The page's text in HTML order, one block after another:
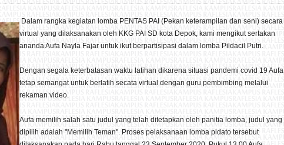
Dalam rangka kegiatan lomba PENTAS PAI (Pekan keterampilan dan seni) secara
virtual yang dilaksanakan oleh KKG PAI SD kota Depok, kami mengikut sertakan
ananda Aufa Nayla Fajar untuk ikut berpartisipasi dalam lomba Pildacil Putri.
Dengan segala keterbatasan waktu latihan dikarena situasi pandemi covid 19 Aufa
tetap semangat untuk berlatih secata virtual dengan guru pembimbing melalui
rekaman video.
Aufa memilih salah satu judul yang telah ditetapkan oleh panitia lomba, judul yang
dipilih adalah "Memilih Teman". Proses pelaksanaan lomba pidato tersebut